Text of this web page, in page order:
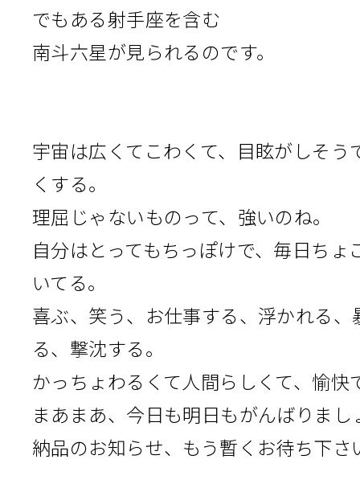
でもある射手座を含む
南斗六星が見られるのです。
宇宙は広くてこわくて、目眩がしそう
くする。
理屈じゃないものって、強いのね。
自分はとってもちっぽけで、毎日ちょ
いてる。
喜ぶ、笑う、お仕事する、浮かれる、
る、撃沈する。
かっちょわるくて人間らしくて、愉快
まあまあ、今日も明日もがんばりまし
納品のお知らせ、もう暫くお待ち下さ